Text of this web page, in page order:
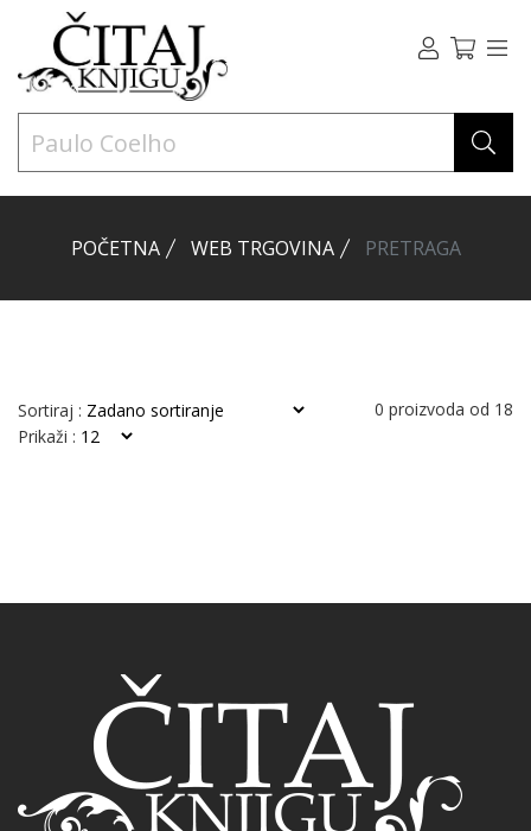
POČETNA WEB TRGOVINA PRETRAGA
Sortiraj : 0 proizvoda od 18
Prikaži :